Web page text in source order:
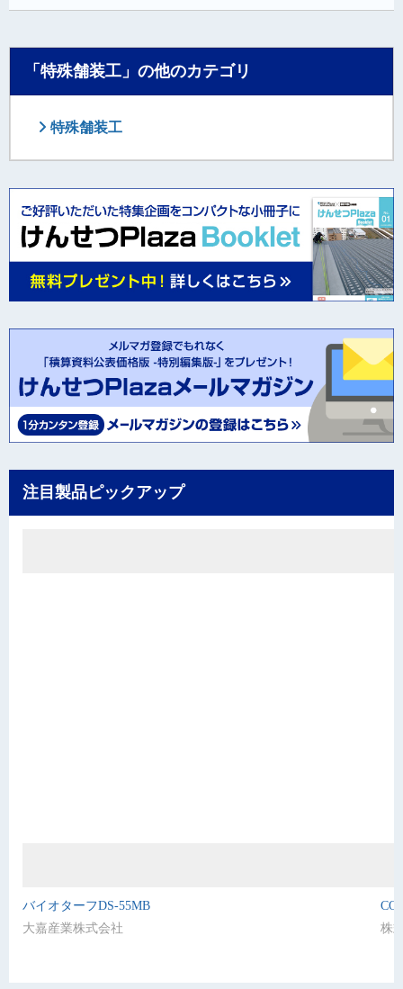
「特殊舗装工」の他のカテゴリ
特殊舗装工
注目製品ピックアップ
バイオターフDS-55MB
大嘉産業株式会社
株